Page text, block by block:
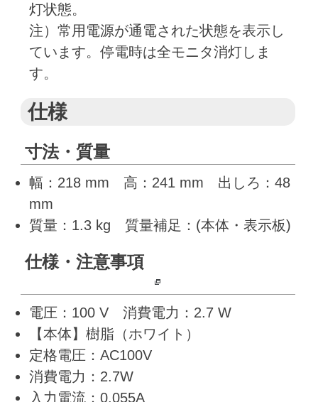
灯状態。
注）常用電源が通電された状態を表示し
ています。停電時は全モニタ消灯しま
す。
仕様
寸法・質量
幅：218 mm 高：241 mm 出しろ：48
mm
質量：1.3 kg 質量補足：(本体・表示板)
仕様・注意事項
電圧：100 V 消費電力：2.7 W
【本体】樹脂（ホワイト）
定格電圧：AC100V
消費電力：2.7W
入力電流：0.055A